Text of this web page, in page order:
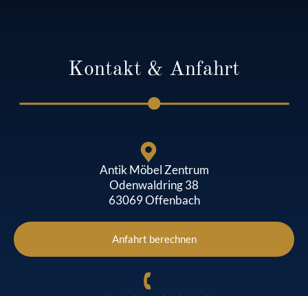
Kontakt & Anfahrt
Antik Möbel Zentrum
Odenwaldring 38
63069 Offenbach
Anfahrt berechnen